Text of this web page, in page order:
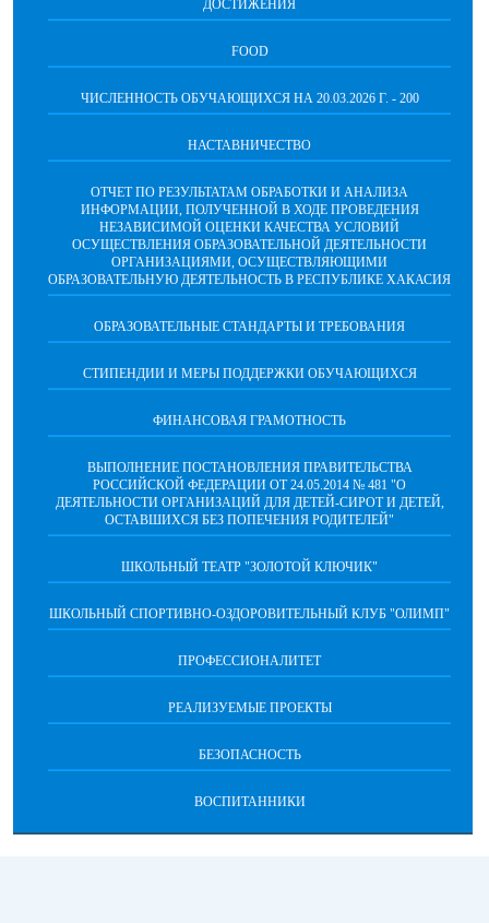
ДОСТИЖЕНИЯ
FOOD
ЧИСЛЕННОСТЬ ОБУЧАЮЩИХСЯ НА 20.03.2026 Г. - 200
НАСТАВНИЧЕСТВО
ОТЧЕТ ПО РЕЗУЛЬТАТАМ ОБРАБОТКИ И АНАЛИЗА
ИНФОРМАЦИИ, ПОЛУЧЕННОЙ В ХОДЕ ПРОВЕДЕНИЯ
НЕЗАВИСИМОЙ ОЦЕНКИ КАЧЕСТВА УСЛОВИЙ
ОСУЩЕСТВЛЕНИЯ ОБРАЗОВАТЕЛЬНОЙ ДЕЯТЕЛЬНОСТИ
ОРГАНИЗАЦИЯМИ, ОСУЩЕСТВЛЯЮЩИМИ
ОБРАЗОВАТЕЛЬНУЮ ДЕЯТЕЛЬНОСТЬ В РЕСПУБЛИКЕ ХАКАСИЯ
ОБРАЗОВАТЕЛЬНЫЕ СТАНДАРТЫ И ТРЕБОВАНИЯ
СТИПЕНДИИ И МЕРЫ ПОДДЕРЖКИ ОБУЧАЮЩИХСЯ
ФИНАНСОВАЯ ГРАМОТНОСТЬ
ВЫПОЛНЕНИЕ ПОСТАНОВЛЕНИЯ ПРАВИТЕЛЬСТВА
РОССИЙСКОЙ ФЕДЕРАЦИИ ОТ 24.05.2014 № 481 "О
ДЕЯТЕЛЬНОСТИ ОРГАНИЗАЦИЙ ДЛЯ ДЕТЕЙ-СИРОТ И ДЕТЕЙ,
ОСТАВШИХСЯ БЕЗ ПОПЕЧЕНИЯ РОДИТЕЛЕЙ"
ШКОЛЬНЫЙ ТЕАТР "ЗОЛОТОЙ КЛЮЧИК"
ШКОЛЬНЫЙ СПОРТИВНО-ОЗДОРОВИТЕЛЬНЫЙ КЛУБ "ОЛИМП"
ПРОФЕССИОНАЛИТЕТ
РЕАЛИЗУЕМЫЕ ПРОЕКТЫ
БЕЗОПАСНОСТЬ
ВОСПИТАННИКИ